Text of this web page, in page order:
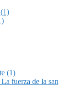
(1)
fuerza de la